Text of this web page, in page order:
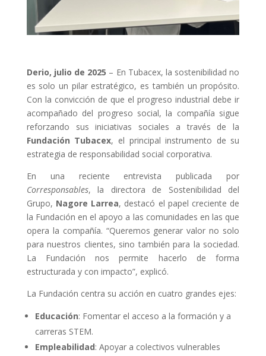
Derio, julio de 2025 – En Tubacex, la sostenibilidad no
es solo un pilar estratégico, es también un propósito.
Con la convicción de que el progreso industrial debe ir
acompañado del progreso social, la compañía sigue
reforzando sus iniciativas sociales a través de la
Fundación Tubacex, el principal instrumento de su
estrategia de responsabilidad social corporativa.
En una reciente entrevista publicada por
Corresponsables, la directora de Sostenibilidad del
Grupo, Nagore Larrea, destacó el papel creciente de
la Fundación en el apoyo a las comunidades en las que
opera la compañía. “Queremos generar valor no solo
para nuestros clientes, sino también para la sociedad.
La Fundación nos permite hacerlo de forma
estructurada y con impacto”, explicó.
La Fundación centra su acción en cuatro grandes ejes:
Educación: Fomentar el acceso a la formación y a
carreras STEM.
Empleabilidad: Apoyar a colectivos vulnerables